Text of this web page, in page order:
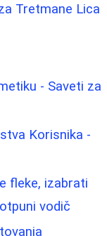
Tretmane Lica
- Saveti za
Korisnika -
fleke, izabrati
vodič